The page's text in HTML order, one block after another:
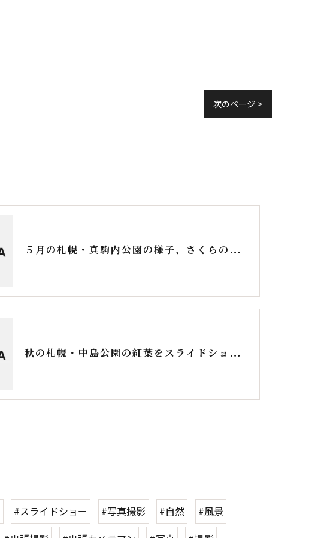
次のページ >
５月の札幌・真駒内公園の様子、さくらの写真を中心にしたスライドショー動画を制作しました
秋の札幌・中島公園の紅葉をスライドショーにしました
#スライドショー #写真撮影 #自然
#風景